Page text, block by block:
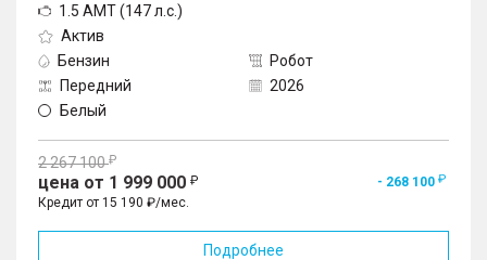
1.5 AMT (147 л.с.)
Актив
Бензин
Робот
Передний
2026
Белый
2 267 100
цена от 1 999 000
- 268 100
Кредит от 15 190 ₽/мес.
Подробнее